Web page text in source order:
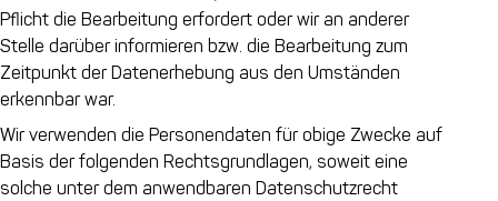
Pflicht die Bearbeitung erfordert oder wir an anderer
Stelle darüber informieren bzw. die Bearbeitung zum
Zeitpunkt der Datenerhebung aus den Umständen
erkennbar war.
Wir verwenden die Personendaten für obige Zwecke auf
Basis der folgenden Rechtsgrundlagen, soweit eine
solche unter dem anwendbaren Datenschutzrecht